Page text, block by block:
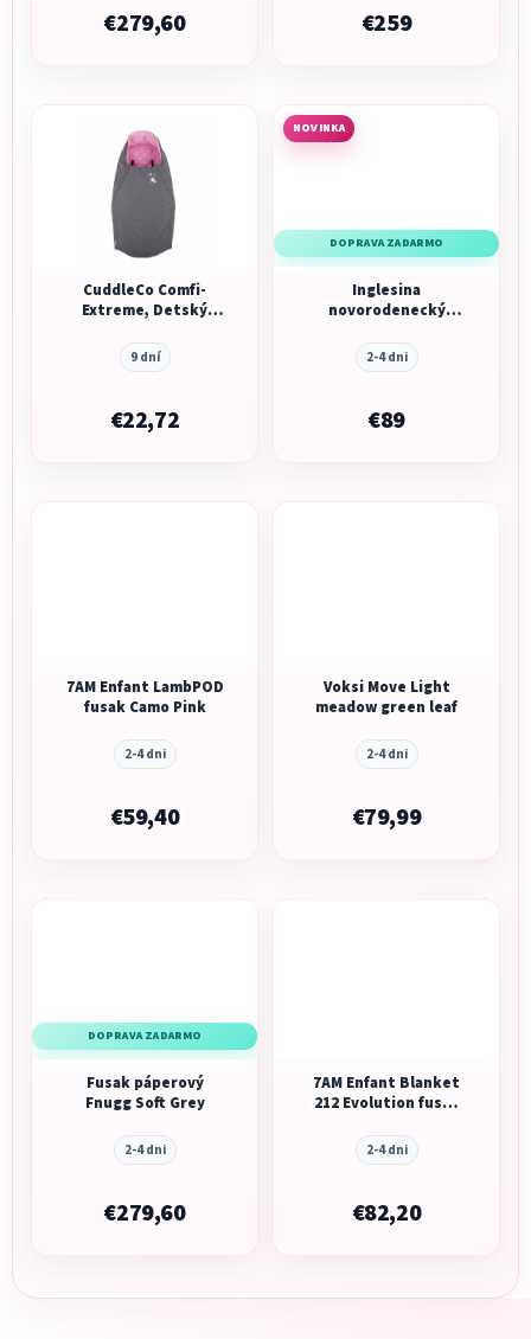
€279,60 €259
CuddleCo Comfi-
Extreme, Detský
melanž/ružová
9 dní
€22,72
NOVINKA
DOPRAVA ZADARMO
Inglesina
novorodenecký
Muff Uni Grey
2-4 dni
€89
7AM Enfant LambPOD
fusak Camo Pink
2-4 dni
€59,40
Voksi Move Light
meadow green leaf
2-4 dni
€79,99
DOPRAVA ZADARMO
Fusak páperový
Fnugg Soft Grey
2-4 dni
€279,60
7AM Enfant Blanket
212 Evolution fusak
2-4 dni
€82,20